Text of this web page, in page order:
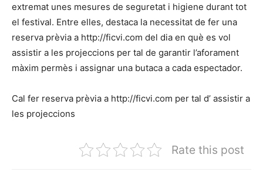
extremat unes mesures de seguretat i higiene durant tot
el festival. Entre elles, destaca la necessitat de fer una
reserva prèvia a http://ficvi.com del dia en què es vol
assistir a les projeccions per tal de garantir l’aforament
màxim permès i assignar una butaca a cada espectador.
Cal fer reserva prèvia a http://ficvi.com per tal d’ assistir a
les projeccions
Rate this post